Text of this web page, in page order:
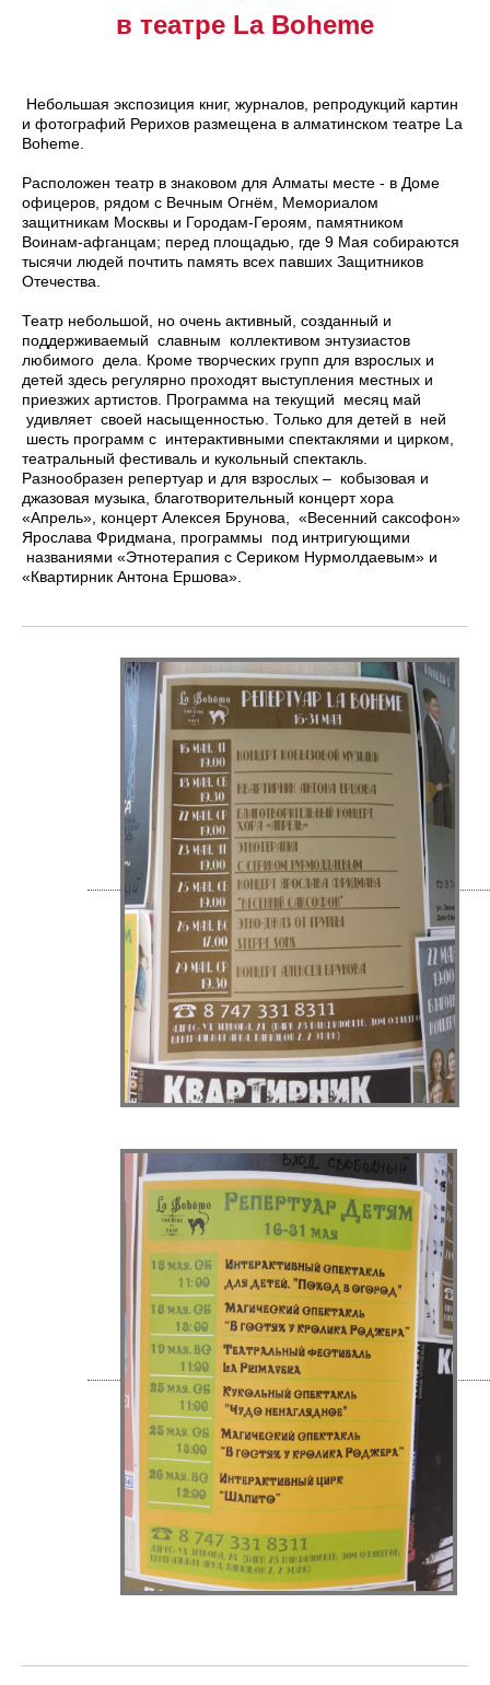
в театре La Boheme
Небольшая экспозиция книг, журналов, репродукций картин
и фотографий Рерихов размещена в алматинском театре La
Boheme.
Расположен театр в знаковом для Алматы месте - в Доме
офицеров, рядом с Вечным Огнём, Мемориалом
защитникам Москвы и Городам-Героям, памятником
Воинам-афганцам; перед площадью, где 9 Мая собираются
тысячи людей почтить память всех павших Защитников
Отечества.
Театр небольшой, но очень активный, созданный и
поддерживаемый славным коллективом энтузиастов
любимого дела. Кроме творческих групп для взрослых и
детей здесь регулярно проходят выступления местных и
приезжих артистов. Программа на текущий месяц май
удивляет своей насыщенностью. Только для детей в ней
шесть программ с интерактивными спектаклями и цирком,
театральный фестиваль и кукольный спектакль.
Разнообразен репертуар и для взрослых – кобызовая и
джазовая музыка, благотворительный концерт хора
«Апрель», концерт Алексея Брунова, «Весенний саксофон»
Ярослава Фридмана, программы под интригующими
названиями «Этнотерапия с Сериком Нурмолдаевым» и
«Квартирник Антона Ершова».